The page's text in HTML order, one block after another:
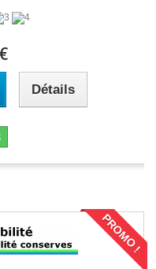
Détails
PROMO !